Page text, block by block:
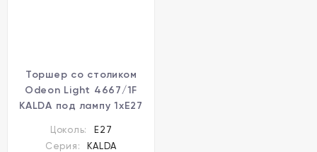
Торшер со столиком
Odeon Light 4667/1F
KALDA под лампу 1xE27
Цоколь:
E27
Серия:
KALDA